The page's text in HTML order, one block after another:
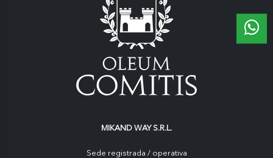
MIKAND WAY S.R.L.
Sede registrada / operativa